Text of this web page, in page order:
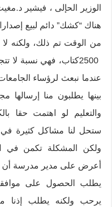
الوزير الحإلى ،‮
عندما نبعث لرؤساء
والتعليم لو اهتمت حقا